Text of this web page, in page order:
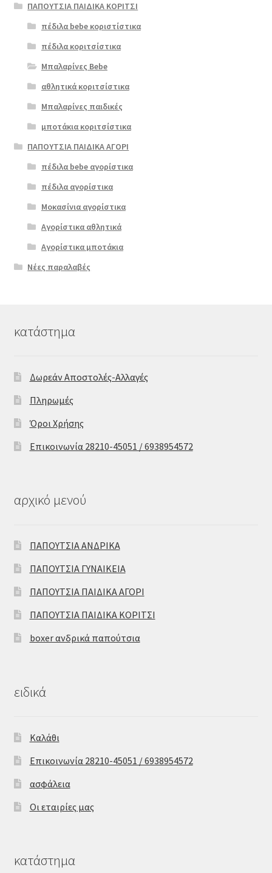
ΠΑΠΟΥΤΣΙΑ ΠΑΙΔΙΚΑ ΚΟΡΙΤΣΙ
πέδιλα bebe κοριστίστικα
πέδιλα κοριτσίστικα
Μπαλαρίνες Bebe
αθλητικά κοριτσίστικα
Μπαλαρίνες παιδικές
μποτάκια κοριτσίστικα
ΠΑΠΟΥΤΣΙΑ ΠΑΙΔΙΚΑ ΑΓΟΡΙ
πέδιλα bebe αγορίστικα
πέδιλα αγορίστικα
Μοκασίνια αγορίστικα
Αγορίστικα αθλητικά
Αγορίστικα μποτάκια
Νέες παραλαβές
κατάστημα
Δωρεάν Αποστολές-Αλλαγές
Πληρωμές
Όροι Χρήσης
Επικοινωνία 28210-45051 / 6938954572
αρχικό μενού
ΠΑΠΟΥΤΣΙΑ ΑΝΔΡΙΚΑ
ΠΑΠΟΥΤΣΙΑ ΓΥΝΑΙΚΕΙΑ
ΠΑΠΟΥΤΣΙΑ ΠΑΙΔΙΚΑ ΑΓΟΡΙ
ΠΑΠΟΥΤΣΙΑ ΠΑΙΔΙΚΑ ΚΟΡΙΤΣΙ
boxer ανδρικά παπούτσια
ειδικά
Καλάθι
Επικοινωνία 28210-45051 / 6938954572
ασφάλεια
Οι εταιρίες μας
κατάστημα